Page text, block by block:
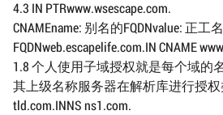
4.3 IN PTRwww.wsescape.com.
CNAMEname: 别名的FQDNvalue: 正工
FQDNweb.escapelife.com.IN CNAME
1.8 个人使用子域授权就是每个域的
其上级名称服务器在解析库进行授
tld.com.INNS ns1.com.